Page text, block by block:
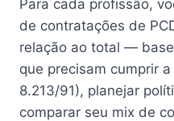
Para cada profissão,
de contratações de
relação ao total —
que precisam cumprir
8.213/91), planejar
comparar seu mix de